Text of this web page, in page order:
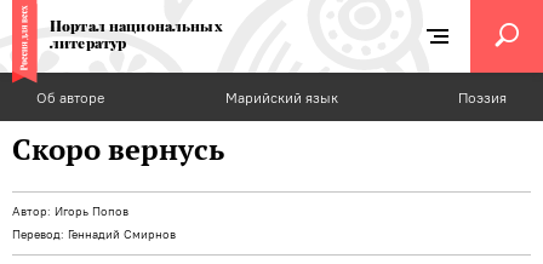
Портал национальных
литератур
Об авторе Марийский язык Поэзия
Скоро вернусь
Автор: Игорь Попов
Перевод: Геннадий Смирнов